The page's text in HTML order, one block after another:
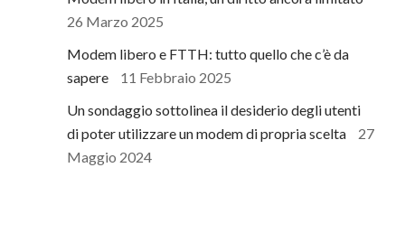
26 Marzo 2025
Modem libero e FTTH: tutto quello che c’è da
sapere
11 Febbraio 2025
Un sondaggio sottolinea il desiderio degli utenti
di poter utilizzare un modem di propria scelta
27
Maggio 2024